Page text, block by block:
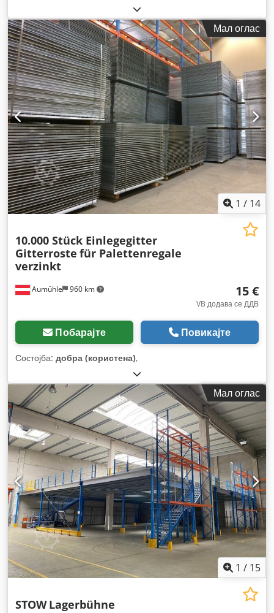
Мал оглас
1 / 14
Aumühle 960 km
10.000 Stück Einlegegitter
Gitterroste für Palettenregale
verzinkt
15 €
VB додава се ДДВ
Побарајте Повикајте
Состојба: добра (користена),
Мал оглас
1 / 15
STOW Lagerbühne